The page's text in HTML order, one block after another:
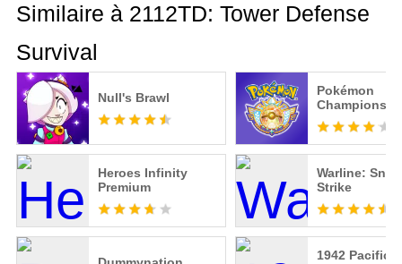
Similaire à 2112TD: Tower Defense
Survival
Null's Brawl
Pokémon
Champions
Heroes Infinity
Premium
Warline:
Strike
1942 Pacific